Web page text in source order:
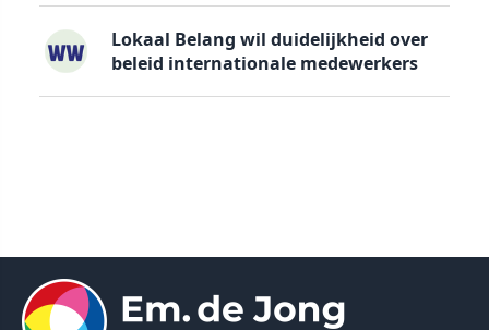
Lokaal Belang wil duidelijkheid over
beleid internationale medewerkers